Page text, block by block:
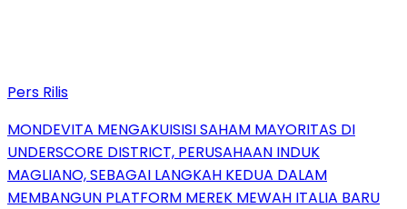
Pers Rilis
MONDEVITA MENGAKUISISI SAHAM MAYORITAS DI
UNDERSCORE DISTRICT, PERUSAHAAN INDUK
MAGLIANO, SEBAGAI LANGKAH KEDUA DALAM
MEMBANGUN PLATFORM MEREK MEWAH ITALIA BARU